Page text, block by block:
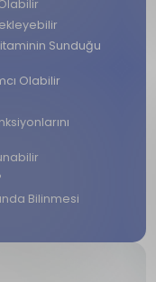
Sunduğu
Olabilir
Bilinmesi